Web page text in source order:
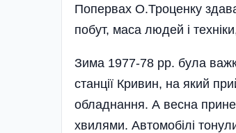
Попервах О.Троценку
побут, маса людей і
Зима 1977-78 рр. була
станції Кривин, на який
обладнання. А весна
хвилями. Автомобілі